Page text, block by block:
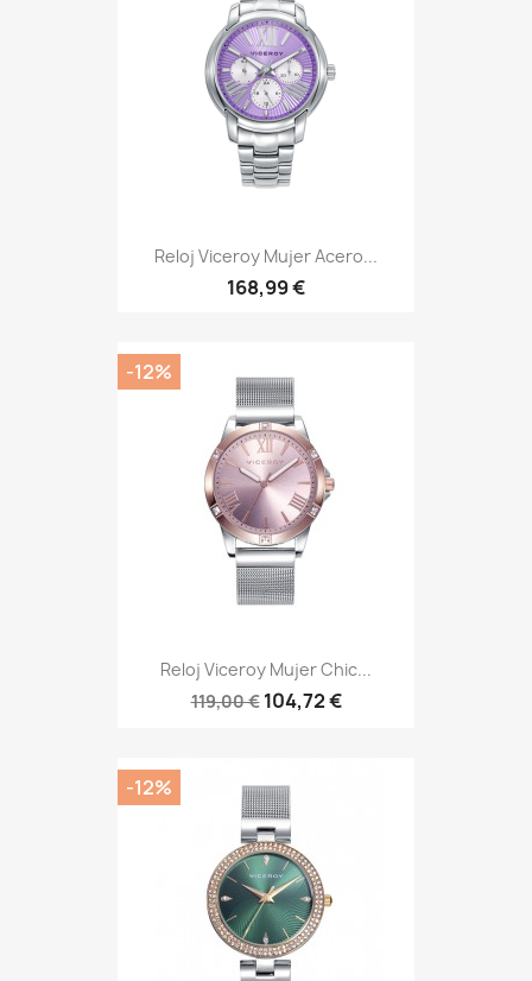
Reloj Viceroy Mujer Acero...
168,99 €
Reloj Viceroy Mujer Chic...
119,00 € 104,72 €
-12%
-12%